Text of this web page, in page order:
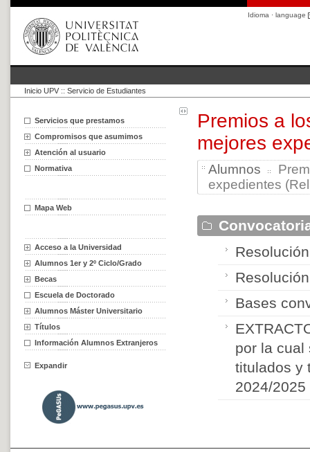
Idioma · language
Inicio UPV :: Servicio de Estudiantes
Servicios que prestamos
Compromisos que asumimos
Atención al usuario
Normativa
Mapa Web
Acceso a la Universidad
Alumnos 1er y 2º Ciclo/Grado
Becas
Escuela de Doctorado
Alumnos Máster Universitario
Títulos
Información Alumnos Extranjeros
Expandir
Premios a
mejores
Alumnos
expedientes
Bases
por la cual
titulados y
2024/2025